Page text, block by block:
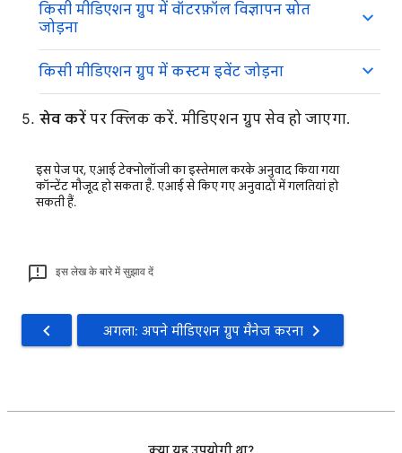
किसी मीडिएशन ग्रुप में वॉटरफ़ॉल विज्ञापन स्रोत
जोड़ना
किसी मीडिएशन ग्रुप में कस्टम इवेंट जोड़ना
सेव करें पर क्लिक करें. मीडिएशन ग्रुप सेव हो जाएगा.
इस पेज पर, एआई टेक्नोलॉजी का इस्तेमाल करके अनुवाद किया गया
कॉन्टेंट मौजूद हो सकता है. एआई से किए गए अनुवादों में गलतियां हो
सकती हैं.
इस लेख के बारे में सुझाव दें
अगला: अपने मीडिएशन ग्रुप मैनेज करना